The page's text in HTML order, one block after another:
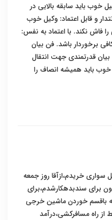
خوب باید سابقه بالایی در
و قابل اعتماد: وکیل خوب
را فاش نکند. با اعتماد به نفس:
برخوردار باشد. فن بیان
قدرتمندی جهت انتقال
باید همیشه انصاف را
خریدم،ازآقا روز جمعه
برای سندبدهکارشدم،برای
باقسم خوردن ماشین خرجی
از راه مسافرکشی،درآمد